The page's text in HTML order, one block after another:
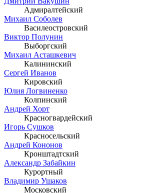
Адмиралтейский
Михаил Соболев
Василеостровский
Виктор Полунин
Выборгский
Михаил Асташкевич
Калининский
Сергей Иванов
Кировский
Юлия Логвиненко
Колпинский
Андрей Хорт
Красногвардейский
Игорь Сушков
Красносельский
Андрей Кононов
Кронштадтский
Александр Забайкин
Курортный
Владимир Ушаков
Московский